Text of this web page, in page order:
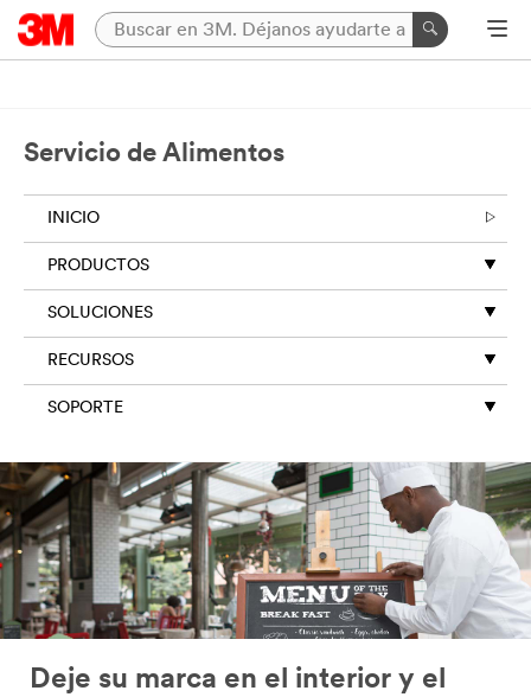
Servicio de Alimentos
INICIO
PRODUCTOS
SOLUCIONES
RECURSOS
SOPORTE
Deje su marca en el interior y el